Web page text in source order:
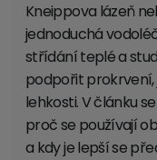
Kneippova lázeň
jednoduchá
střídání teplé a
podpořit
lehkosti. V článku
proč se používají
a kdy je lepší se